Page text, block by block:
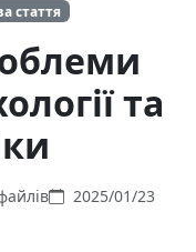
стаття
та
2025/01/23